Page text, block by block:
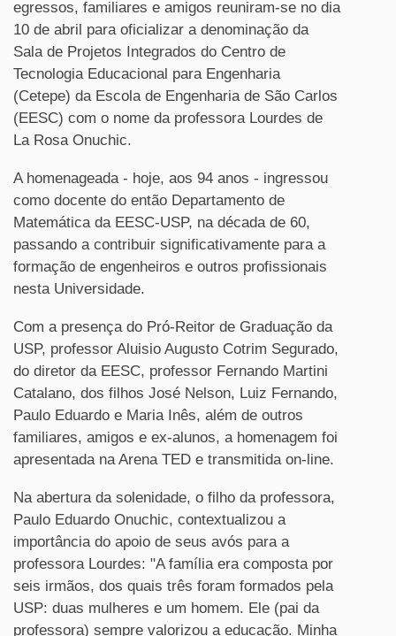
egressos, familiares e amigos reuniram-se no dia
10 de abril para oficializar a denominação da
Sala de Projetos Integrados do Centro de
Tecnologia Educacional para Engenharia
(Cetepe) da Escola de Engenharia de São Carlos
(EESC) com o nome da professora Lourdes de
La Rosa Onuchic.
A homenageada - hoje, aos 94 anos - ingressou
como docente do então Departamento de
Matemática da EESC-USP, na década de 60,
passando a contribuir significativamente para a
formação de engenheiros e outros profissionais
nesta Universidade.
Com a presença do Pró-Reitor de Graduação da
USP, professor Aluisio Augusto Cotrim Segurado,
do diretor da EESC, professor Fernando Martini
Catalano, dos filhos José Nelson, Luiz Fernando,
Paulo Eduardo e Maria Inês, além de outros
familiares, amigos e ex-alunos, a homenagem foi
apresentada na Arena TED e transmitida on-line.
Na abertura da solenidade, o filho da professora,
Paulo Eduardo Onuchic, contextualizou a
importância do apoio de seus avós para a
professora Lourdes: "A família era composta por
seis irmãos, dos quais três foram formados pela
USP: duas mulheres e um homem. Ele (pai da
professora) sempre valorizou a educação. Minha